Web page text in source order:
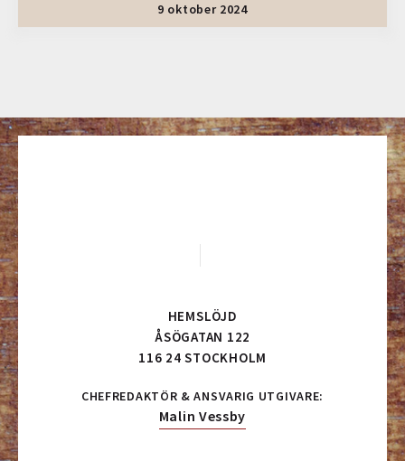
9 oktober 2024
HEMSLÖJD
ÅSÖGATAN 122
116 24 STOCKHOLM
CHEFREDAKTÖR & ANSVARIG UTGIVARE:
Malin Vessby